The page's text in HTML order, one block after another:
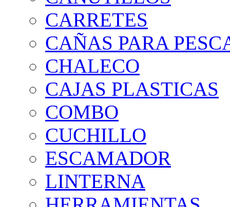
CARRETES
CAÑAS PARA
CHALECO
CAJAS PLASTICAS
COMBO
CUCHILLO
ESCAMADOR
LINTERNA